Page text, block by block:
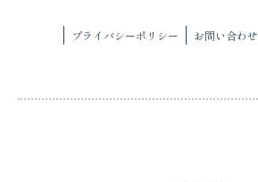
プライバシーポリシー お問い合わせ